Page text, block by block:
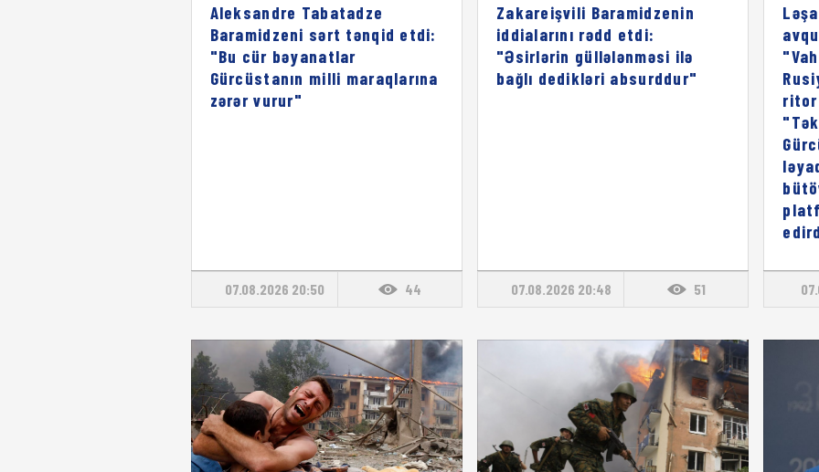
Aleksandre Tabatadze
Baramidzeni sərt tənqid etdi:
"Bu cür bəyanatlar
Gürcüstanın milli maraqlarına
zərər vurur"
07.08.2026 20:50 44
Zakareişvili Baramidzenin
iddialarını rədd etdi:
"Əsirlərin güllələnməsi ilə
bağlı dedikləri absurddur"
07.08.2026 20:48 51